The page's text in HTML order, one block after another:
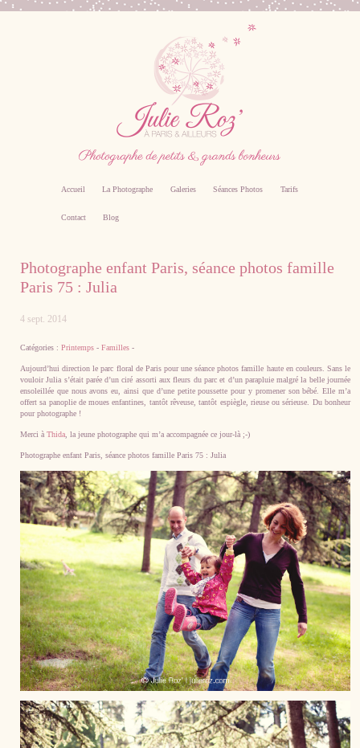
famille, grossesse, femme enceinte sur Paris
Accueil La Photographe Galeries Séances Photos Tarifs
Contact Blog
Photographe enfant Paris, séance photos famille
Paris 75 : Julia
4 sept. 2014
Catégories : Printemps - Familles -
Aujourd’hui direction le parc floral de Paris pour une séance photos famille haute en couleurs. Sans le
vouloir Julia s’était parée d’un ciré assorti aux fleurs du parc et d’un parapluie malgré la belle journée
ensoleillée que nous avons eu, ainsi que d’une petite poussette pour y promener son bébé. Elle m’a
offert sa panoplie de moues enfantines, tantôt rêveuse, tantôt espiègle, rieuse ou sérieuse. Du bonheur
pour photographe !
Merci à Thida , la jeune photographe qui m’a accompagnée ce jour-là ;-)
Photographe enfant Paris, séance photos famille Paris 75 : Julia